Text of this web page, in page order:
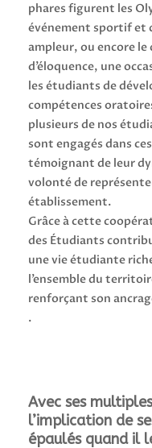
phares figurent les
événement sportif et
ampleur, ou encore le
d’éloquence, une
les étudiants de
compétences
plusieurs de nos
sont engagés dans
témoignant de leur
volonté de
établissement.
Grâce à cette
des Étudiants
une vie étudiante
l’ensemble du
renforçant son
.
Avec ses
l’implication de
épaulés quand il